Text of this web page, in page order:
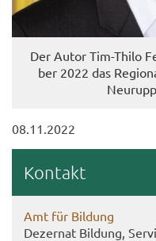
Der Autor Tim-​Thilo
ber 2022 das
08.11.2022
Kon­takt
Amt für Bil­dung
De­zer­nat Bil­dung,